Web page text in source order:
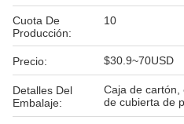
Cuota De
Producción:
10
Precio: $30.9~70USD
Detalles Del
Embalaje:
Caja de cartón,
de cubierta de